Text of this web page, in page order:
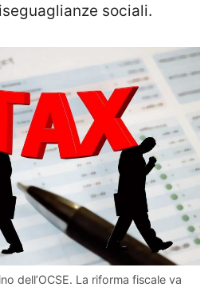
sociali.
dell’OCSE. La riforma fiscale va